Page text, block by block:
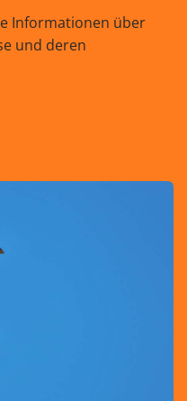
Informationen über
und deren